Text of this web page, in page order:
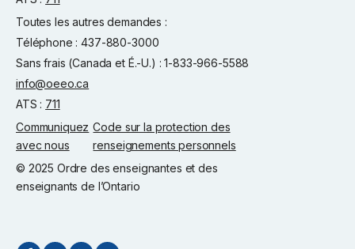
Toutes les autres demandes :
Téléphone : 437-880-3000
Sans frais (Canada et É.-U.) : 1-833-966-5588
info@oeeo.ca
ATS : 711
Communiquez
avec nous
Code sur la protection des
renseignements personnels
© 2025 Ordre des enseignantes et des
enseignants de l’Ontario